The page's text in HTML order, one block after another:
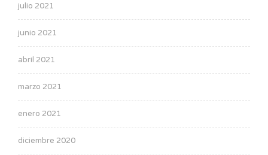
julio 2021
junio 2021
abril 2021
marzo 2021
enero 2021
diciembre 2020